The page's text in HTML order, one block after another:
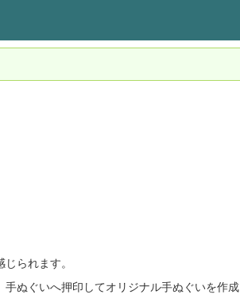
られます。
ぬぐいへ押印してオリジナル手ぬぐいを作